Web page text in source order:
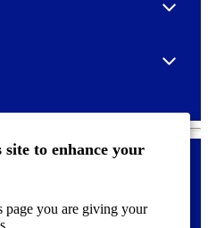
site to enhance your
you are giving your
Expand
Expand
oCookie obavijesti